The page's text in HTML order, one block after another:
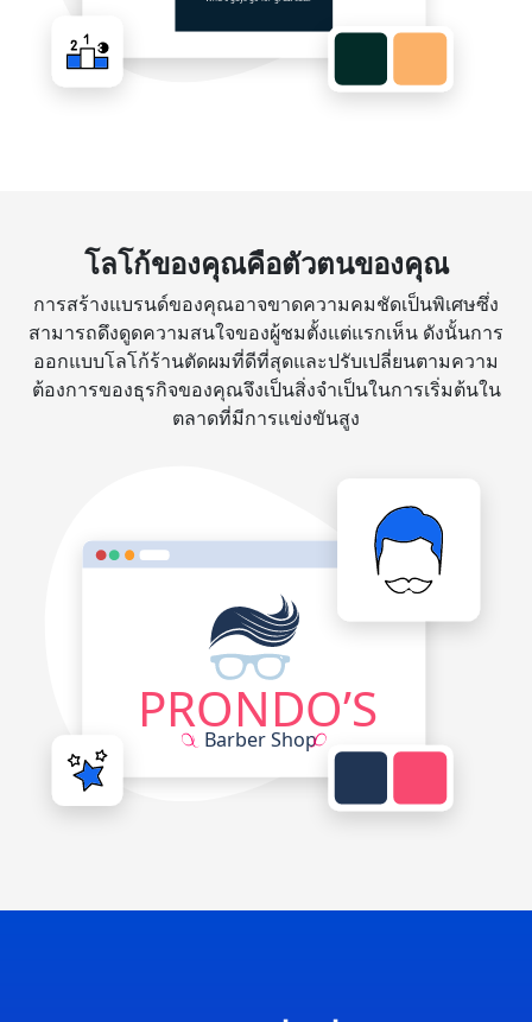
โลโก้ของคุณคือตัวตนของคุณ
การสร้างแบรนด์ของคุณอาจขาดความคมชัดเป็นพิเศษซึ่ง
สามารถดึงดูดความสนใจของผู้ชมตั้งแต่แรกเห็น ดังนั้นการ
ออกแบบโลโก้ร้านตัดผมที่ดีที่สุดและปรับเปลี่ยนตามความ
ต้องการของธุรกิจของคุณจึงเป็นสิ่งจำเป็นในการเริ่มต้นใน
ตลาดที่มีการแข่งขันสูง